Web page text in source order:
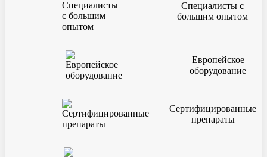
Специалисты с
большим опытом
Европейское
оборудование
Сертифицированные
препараты